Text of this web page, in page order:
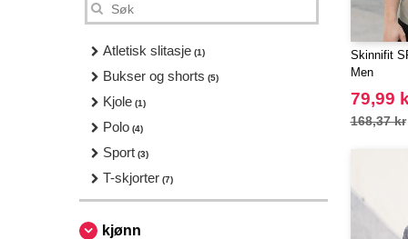
Atletisk slitasje (1)
Bukser og shorts (5)
Kjole (1)
Polo (4)
Sport (3)
T-skjorter (7)
kjønn
Skinnifit
Men
79,99
168,37 kr